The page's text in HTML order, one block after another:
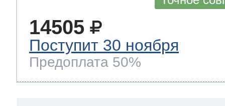
14505
Поступит 30 ноября
Предоплата 50%